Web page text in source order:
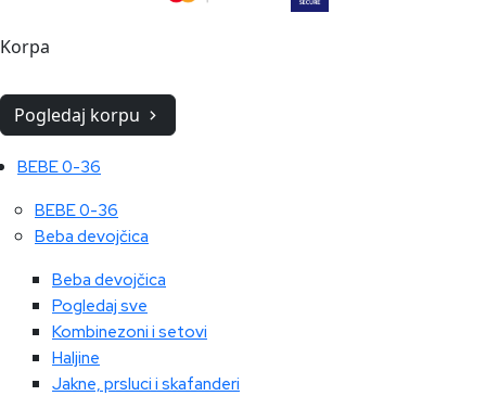
Korpa
Pogledaj korpu
BEBE 0-36
BEBE 0-36
Beba devojčica
Beba devojčica
Pogledaj sve
Kombinezoni i setovi
Haljine
Jakne, prsluci i skafanderi